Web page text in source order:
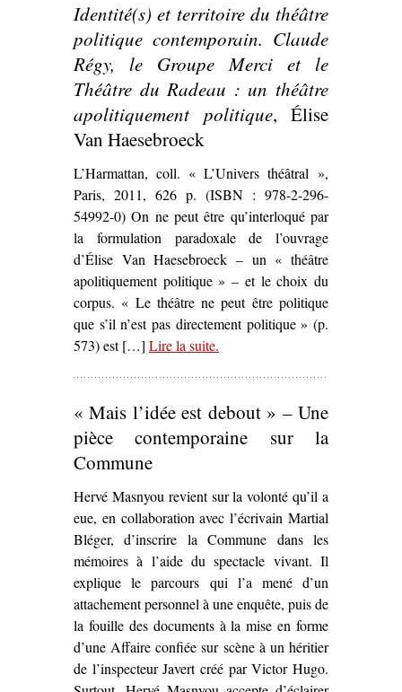
révolutionnaire pour
discuter la question de
l’engagement –
Commune (Paris, 1871)
de Peter Watkins’
Identité(s) et territoire du théâtre
politique contemporain. Claude
Régy, le Groupe Merci et le
Théâtre du Radeau : un théâtre
apolitiquement politique, Élise
Van Haesebroeck
L’Harmattan, coll. « L’Univers théâtral »,
Paris, 2011, 626 p. (ISBN : 978-2-296-
54992-0) On ne peut être qu’interloqué par
la formulation paradoxale de l’ouvrage
d’Élise Van Haesebroeck – un « théâtre
apolitiquement politique » – et le choix du
corpus. « Le théâtre ne peut être politique
que s’il n’est pas directement politique » (p.
573) est […] Lire la suite– ‘
et le Théâtre du Radeau : un
théâtre apolitiquement politique
.
« Mais l’idée est debout » – Une
pièce contemporaine sur la
Commune
Hervé Masnyou revient sur la volonté qu’il a
eue, en collaboration avec l’écrivain Martial
Bléger, d’inscrire la Commune dans les
mémoires à l’aide du spectacle vivant. Il
explique le parcours qui l’a mené d’un
attachement personnel à une enquête, puis de
la fouille des documents à la mise en forme
d’une Affaire confiée sur scène à un héritier
de l’inspecteur Javert créé par Victor Hugo.